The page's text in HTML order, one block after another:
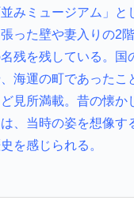
みミュージアム」と
った壁や妻入りの2
残を残している。国
海運の町であったこ
見所満載。昔の懐か
、当時の姿を想像す
を感じられる。